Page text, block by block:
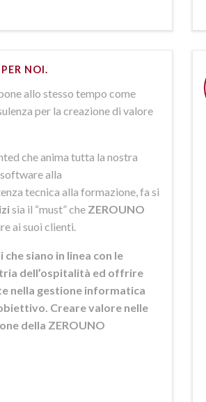
NOI.
allo stesso tempo come
per la creazione di valore
che anima tutta la nostra
alla
tecnica alla formazione, fa si
sia il “must” che ZEROUNO
ai suoi clienti.
siano in linea con le
dell’ospitalità ed offrire
nella gestione informatica
Creare valore nelle
della ZEROUNO